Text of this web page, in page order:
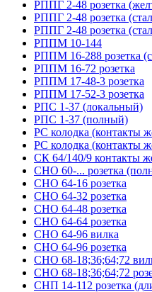
РППГ 2-48 розетка
РППГ 2-48 розетка
РППГ 2-48 розетка
РППМ 10-144
РППМ 16-288 розетка
РППМ 16-72 розетка
РППМ 17-48-3 розетка
РППМ 17-52-3 розетка
РПС 1-37 (локальный)
РПС 1-37 (полный)
РС колодка (контакты
РС колодка (контакты
СК 64/140/9 контакты
СНО 60-... розетка
СНО 64-16 розетка
СНО 64-32 розетка
СНО 64-48 розетка
СНО 64-64 розетка
СНО 64-96 вилка
СНО 64-96 розетка
СНО 68-18;36;64;72
СНО 68-18;36;64;72
СНП 14-112 розетка